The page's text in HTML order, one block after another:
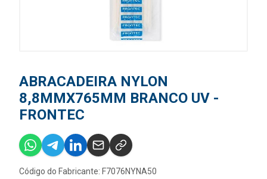
ABRACADEIRA NYLON
8,8MMX765MM BRANCO UV -
FRONTEC
Código do Fabricante: F7076NYNA50